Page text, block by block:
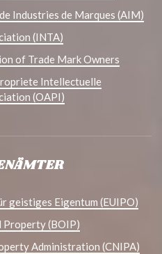
Industries de Marques (AIM)
(INTA)
of Trade Mark Owners
Intellectuelle
(OAPI)
geistiges Eigentum (EUIPO)
(BOIP)
Administration (CNIPA)